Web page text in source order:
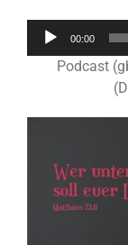
00:00
Podcast